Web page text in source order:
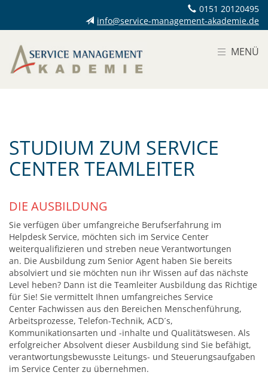
0151 20120495
info@service-management-akademie.de
MENÜ
STUDIUM ZUM SERVICE
CENTER TEAMLEITER
DIE AUSBILDUNG
Sie verfügen über umfangreiche Berufserfahrung im
Helpdesk Service, möchten sich im Service Center
weiterqualifizieren und streben neue Verantwortungen
an. Die Ausbildung zum Senior Agent haben Sie bereits
absolviert und sie möchten nun ihr Wissen auf das nächste
Level heben? Dann ist die Teamleiter Ausbildung das Richtige
für Sie! Sie vermittelt Ihnen umfangreiches Service
Center Fachwissen aus den Bereichen Menschenführung,
Arbeitsprozesse, Telefon-Technik, ACD´s,
Kommunikationsarten und -inhalte und Qualitätswesen. Als
erfolgreicher Absolvent dieser Ausbildung sind Sie befähigt,
verantwortungsbewusste Leitungs- und Steuerungsaufgaben
im Service Center zu übernehmen.